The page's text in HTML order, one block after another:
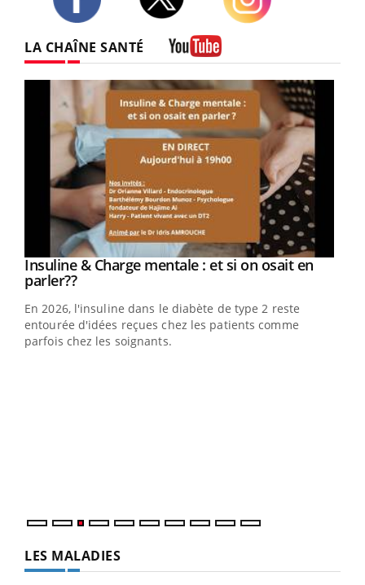
LA CHAÎNE SANTÉ
Youtube
Insuline & Charge mentale : et si on osait en
parler??Youtube
En 2026, l'insuline dans le diabète de type 2 reste
entourée d'idées reçues chez les patients comme
parfois chez les soignants.
LES MALADIES